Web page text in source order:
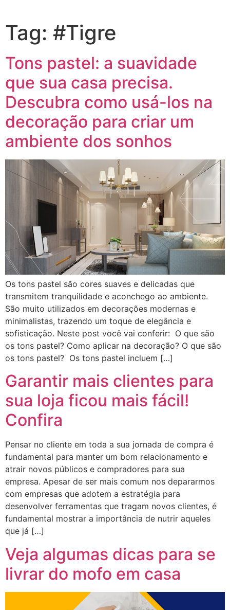
Tag: #Tigre
Tons pastel: a suavidade
que sua casa precisa.
Descubra como usá-los na
decoração para criar um
ambiente dos sonhos
Os tons pastel são cores suaves e delicadas que
transmitem tranquilidade e aconchego ao ambiente.
São muito utilizados em decorações modernas e
minimalistas, trazendo um toque de elegância e
sofisticação. Neste post você vai conferir: O que são
os tons pastel? Como aplicar na decoração? O que são
os tons pastel? Os tons pastel incluem […]
Garantir mais clientes para
sua loja ficou mais fácil!
Confira
Pensar no cliente em toda a sua jornada de compra é
fundamental para manter um bom relacionamento e
atrair novos públicos e compradores para sua
empresa. Apesar de ser mais comum nos depararmos
com empresas que adotem a estratégia para
desenvolver ferramentas que tragam novos clientes, é
fundamental mostrar a importância de nutrir aqueles
que já […]
Veja algumas dicas para se
livrar do mofo em casa